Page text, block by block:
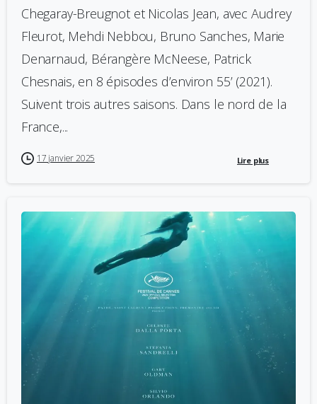
Chegaray-Breugnot et Nicolas Jean, avec Audrey
Fleurot, Mehdi Nebbou, Bruno Sanches, Marie
Denarnaud, Bérangère McNeese, Patrick
Chesnais, en 8 épisodes d’environ 55’ (2021).
Suivent trois autres saisons. Dans le nord de la
France,...
17 janvier 2025 Lire plus